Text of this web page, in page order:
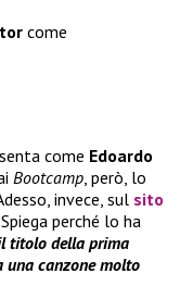
come
come Edoardo
Bootcamp , però, lo
invece, sul sito
Spiega perché lo ha
titolo della prima
una canzone molto